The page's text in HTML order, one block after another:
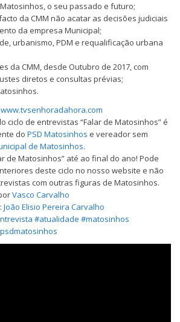
o seu passado e futuro;
da CMM não acatar as decisões judiciais
da empresa Municipal;
urbanismo, PDM e requalificação urbana
da CMM, desde Outubro de 2017, com
diretos e consultas prévias;
www.tvsenhoradahora.com
ciclo de entrevistas “Falar de Matosinhos” é
do PSD Matosinhos e vereador sem
de Matosinhos.
de Matosinhos” até ao final do ano! Pode
deste ciclo no nosso website e não
com outras figuras de Matosinhos.
Vasco Carvalho
João Elisio Pereira Carvalho
#atualidade #matosinhos
psdmatosinhos